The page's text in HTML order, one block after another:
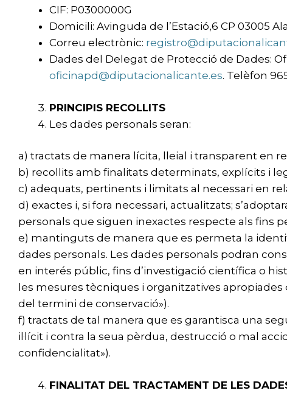
CIF: P0300000G
Domicili: Avinguda de l’Estació,6 CP 03005
Correu electrònic:
Dades del Delegat de Protecció de Dades:
oficinapd@diputacionalicante.es. Telèfon
PRINCIPIS RECOLLITS
Les dades personals seran:
a) tractats de manera lícita, lleial i transparent en
b) recollits amb finalitats determinats, explícits i
c) adequats, pertinents i limitats al necessari en
d) exactes i, si fora necessari, actualitzats;
personals que siguen inexactes respecte als fins
e) mantinguts de manera que es permeta la
dades personals. Les dades personals podran
en interés públic, fins d’investigació científica o
les mesures tècniques i organitzatives
del termini de conservació»).
f) tractats de tal manera que es garantisca una
il·lícit i contra la seua pèrdua, destrucció o mal
confidencialitat»).
FINALITAT DEL TRACTAMENT DE LES